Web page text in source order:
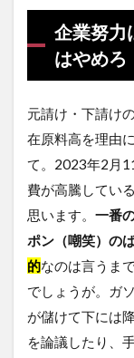
企業努力
はやめろ
元請け・下請け
在原料高を理由
て。2023年2月
費が高騰してい
思います。 一番
ポン（嘲笑）の
的なのは言うま
でしょうが。ガ
が儲けて下には
を論議したり、